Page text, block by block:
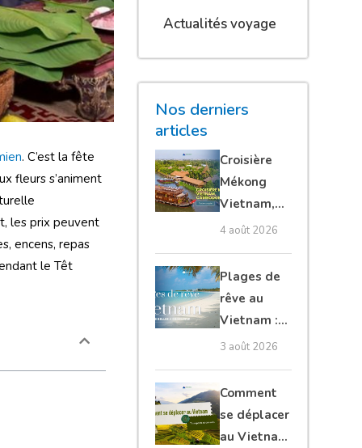
. C’est la fête
fleurs s’animent
les prix peuvent
encens, repas
le Têt
Actualités voyage
Nos derniers
articles
Croisière
Mékong
Vietnam,
Cambodge
guide
complet
4 août 2026
Plages de
rêve au
Vietnam :
les plus
découvrir
3 août 2026
Comment
se déplacer
au Vietnam